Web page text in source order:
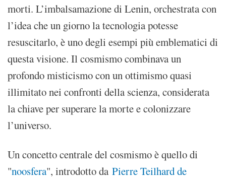
morti. L’imbalsamazione di Lenin, orchestrata con
l’idea che un giorno la tecnologia potesse
resuscitarlo, è uno degli esempi più emblematici di
questa visione. Il cosmismo combinava un
profondo misticismo con un ottimismo quasi
illimitato nei confronti della scienza, considerata
la chiave per superare la morte e colonizzare
l’universo.
Un concetto centrale del cosmismo è quello di
"noosfera", introdotto da Pierre Teilhard de